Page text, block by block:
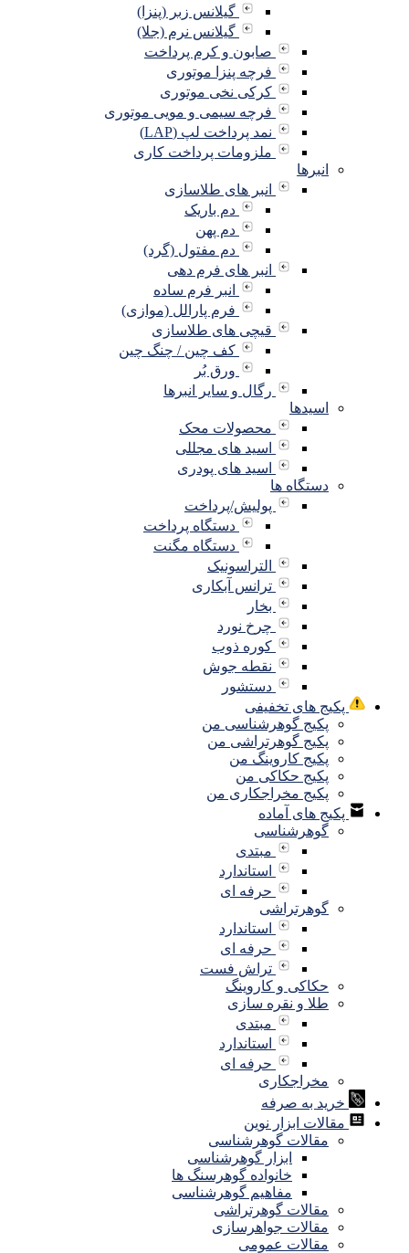
گیلانس زبر (پنزا)
گیلانس نرم (جلا)
صابون و کرم پرداخت
فرچه پنزا موتوری
کرکی نخی موتوری
فرچه سیمی و مویی موتوری
نمد پرداخت لپ (LAP)
ملزومات پرداخت کاری
انبرها
انبر های طلاسازی
دم باریک
دم پهن
دم مفتول (گرد)
انبر های فرم دهی
انبر فرم ساده
فرم پارالل (موازی)
قیچی های طلاسازی
کف چین / چنگ چین
ورق بُر
رگال و سایر انبرها
اسیدها
محصولات محک
اسید های مجللی
اسید های پودری
دستگاه ها
پولیش/پرداخت
دستگاه پرداخت
دستگاه مگنت
التراسونیک
ترانس آبکاری
بخار
چرخ نورد
کوره ذوب
نقطه جوش
دستشور
پکیج های تخفیفی
پکیج گوهرشناسی من
پکیج گوهرتراشی من
پکیج کاروینگ من
پکیج حکاکی من
پکیج مخراجکاری من
پکیج های آماده
گوهرشناسی
مبتدی
استاندارد
حرفه ای
گوهرتراشی
استاندارد
حرفه ای
تراش فست
حکاکی و کاروینگ
طلا و نقره سازی
مبتدی
استاندارد
حرفه ای
مخراجکاری
خرید به صرفه
مقالات ابزار نوین
مقالات گوهرشناسی
ابزار گوهرشناسی
خانواده گوهرسنگ ها
مفاهیم گوهرشناسی
مقالات گوهرتراشی
مقالات جواهرسازی
مقالات عمومی